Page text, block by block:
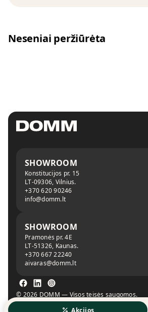
Akcijos
Neseniai peržiūrėta
SHOWROOM
Konstitucijos pr. 15
LT-09306, Vilnius.
+370 620 90246
info@domm.lt
SHOWROOM
Pramonės pr. 4E
LT-51326, Kaunas.
+370 667 22240
aivaras@domm.lt
© 2026 DOMM — Visos teisės saugomos.
Privatumo politika Slapukų politika